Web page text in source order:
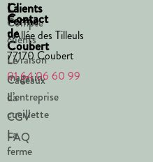
La
Ferme
de
Coubert
Le
magasin
La
cueillette
La
ferme
Clients
Compte
clients
Livraison
Cadeaux
d’entreprise
CGV
FAQ
Contact
1 Allée des Tilleuls
77170 Coubert
01 64 06 60 99